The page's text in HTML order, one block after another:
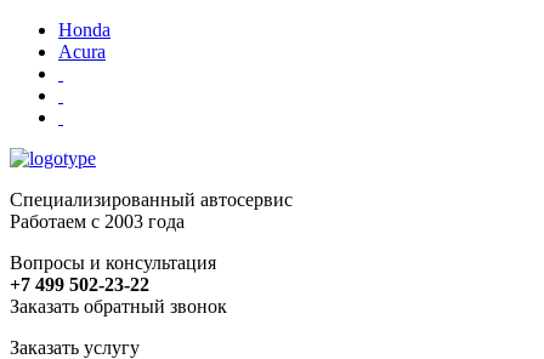
Honda
Acura
Специализированный автосервис
Работаем с 2003 года
Вопросы и консультация
+7 499 502-23-22
Заказать обратный звонок
Заказать услугу